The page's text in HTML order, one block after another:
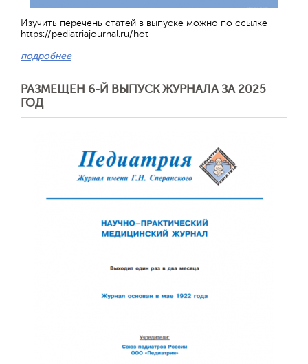
Изучить перечень статей в выпуске можно по ссылке -
https://pediatriajournal.ru/hot
подробнее
РАЗМЕЩЕН 6-Й ВЫПУСК ЖУРНАЛА ЗА 2025
ГОД